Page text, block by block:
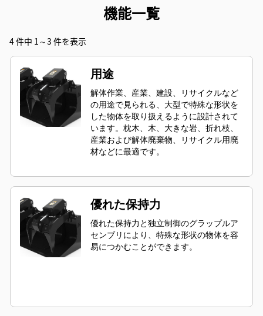
機能一覧
4 件中 1～3 件を表示
用途
解体作業、産業、建設、リサイクルなど
の用途で見られる、大型で特殊な形状を
した物体を取り扱えるように設計されて
います。枕木、木、大きな岩、折れ枝、
産業および解体廃棄物、リサイクル用廃
材などに最適です。
優れた保持力
優れた保持力と独立制御のグラップルア
センブリにより、特殊な形状の物体を容
易につかむことができます。